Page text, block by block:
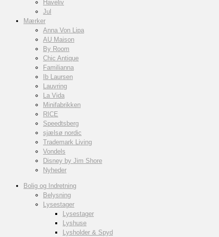
Haveliv
Jul
Mærker
Anna Von Lipa
AU Maison
By Room
Chic Antique
Familianna
Ib Laursen
Lauvring
La Vida
Minifabrikken
RICE
Speedtsberg
sjælsø nordic
Trademark Living
Vondels
Disney by Jim Shore
Nyheder
Bolig og Indretning
Belysning
Lysestager
Lysestager
Lyshuse
Lysholder & Spyd